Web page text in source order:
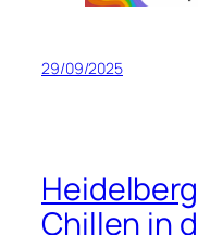
29/09/2025
Chillen in